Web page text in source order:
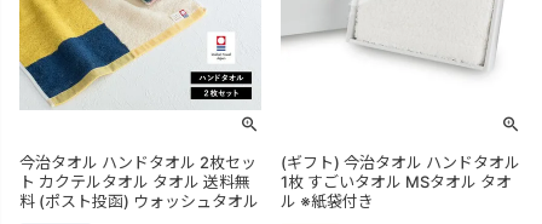
今治タオル ハンドタオル 2枚セッ
ト カクテルタオル タオル 送料無
料 (ポスト投函) ウォッシュタオル
(ギフト) 今治タオル ハンドタオル
1枚 すごいタオル MSタオル タオ
ル ※紙袋付き